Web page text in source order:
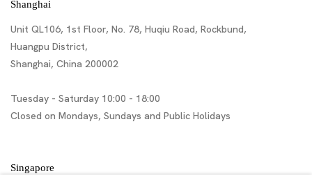
Shanghai
Unit QL106, 1st Floor, No. 78, Huqiu Road, Rockbund,
Huangpu District,
Shanghai, China 200002
Tuesday - Saturday 10:00 - 18:00
Closed on Mondays, Sundays and Public Holidays
Singapore